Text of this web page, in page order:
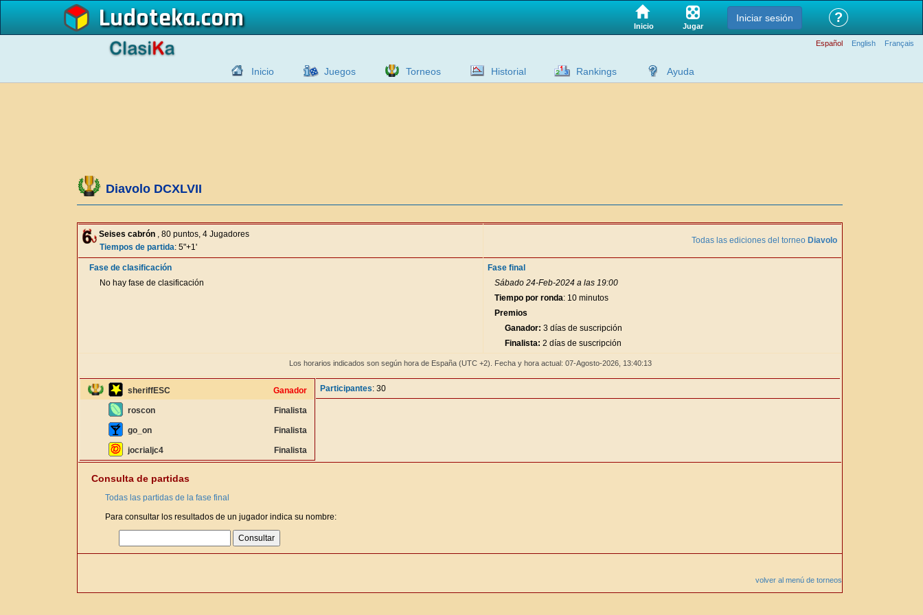
Ludoteka Inicio Jugar
Iniciar sesión ?
Español English Français
Inicio Juegos Torneos Historial Rankings Ayuda
Diavolo DCXLVII
Seises cabrón , 80 puntos, 4 Jugadores
Tiempos de partida: 5"+1'
Todas las ediciones del torneo Diavolo
Fase de clasificación
No hay fase de clasificación
Fase final
Sábado 24-Feb-2024 a las 19:00
Tiempo por ronda: 10 minutos
Premios
Ganador: 3 días de suscripción
Finalista: 2 días de suscripción
Los horarios indicados son según hora de España (UTC +2). Fecha y hora actual: 07-Agosto-2026, 13:40:13
sheriffESC Ganador
roscon Finalista
go_on Finalista
jocrialjc4 Finalista
Participantes: 30
Consulta de partidas
Todas las partidas de la fase final
Para consultar los resultados de un jugador indica su nombre:
volver al menú de torneos